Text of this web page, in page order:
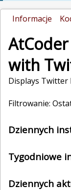
Informacje
with
Displays Twitter
Filtrowanie:
Dziennych
Tygodniowe
Dziennych